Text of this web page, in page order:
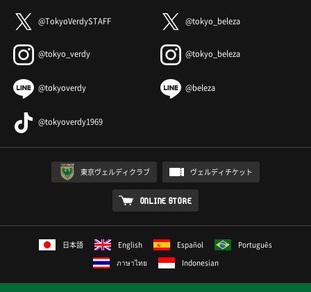
@TokyoVerdySTAFF @tokyo_beleza
@tokyo_verdy @tokyo_beleza
@tokyoverdy @beleza
@tokyoverdy1969
東京ヴェルディクラブ ヴェルディチケット
ONLINE STORE
日本語 English Español
Português
ภาษาไทย
Indonesian